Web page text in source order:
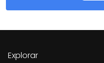
Explorar